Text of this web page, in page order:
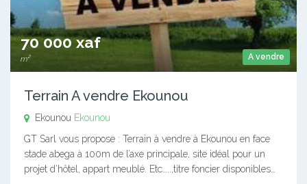
A vendre
70 000 xaf
m²
Terrain A vendre Ekounou
Ekounou Ekounou
GT Sarl vous propose : Terrain à vendre à Ekounou en face
stade abega à 100m de l’axe principale, site idéal pour un
projet d’hôtel, appart meublé. Etc…..,titre foncier disponibles…